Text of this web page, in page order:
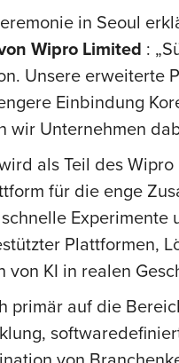
in Seoul
Wipro Limited :
Unsere erweiterte
Einbindung
wir Unternehmen
als Teil des
für die enge
Plattformen,
KI in realen
primär auf die